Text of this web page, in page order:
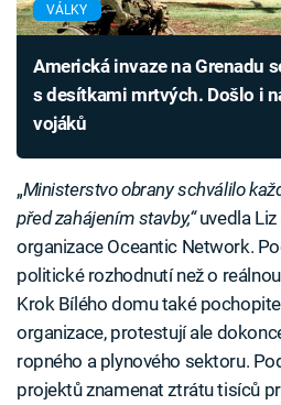
VÁLKY
Americká invaze na Grenadu
s desítkami mrtvých. Došlo i
vojáků
„Ministerstvo obrany schválilo
před zahájením stavby,“uvedla
organizace Oceantic Network.
politické rozhodnutí než o
Krok Bílého domu také
organizace, protestují ale
ropného a plynového sektoru.
projektů znamenat ztrátu tisíců